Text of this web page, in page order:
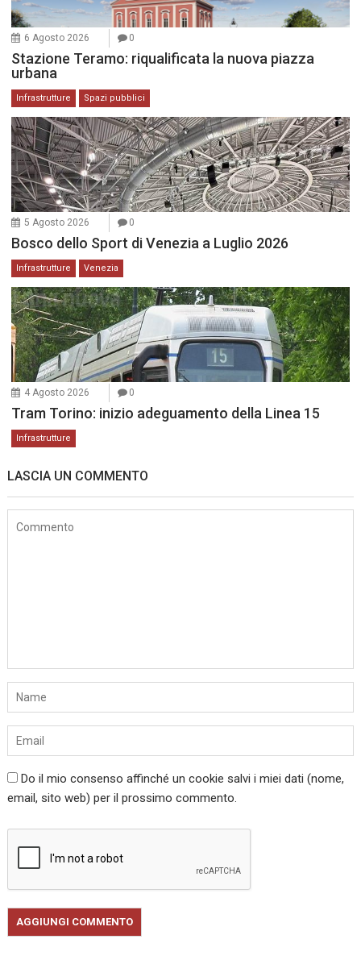
6 Agosto 2026 0
Stazione Teramo: riqualificata la nuova piazza
urbana
Infrastrutture Spazi pubblici
5 Agosto 2026 0
Bosco dello Sport di Venezia a Luglio 2026
Infrastrutture Venezia
4 Agosto 2026 0
Tram Torino: inizio adeguamento della Linea 15
Infrastrutture
LASCIA UN COMMENTO
Do il mio consenso affinché un cookie salvi i miei dati (nome,
email, sito web) per il prossimo commento.